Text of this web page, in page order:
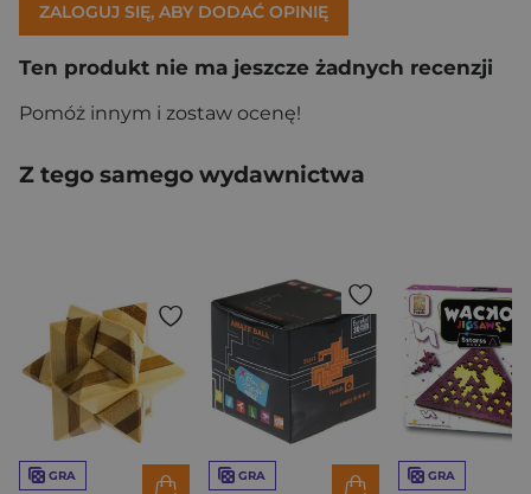
ZALOGUJ SIĘ, ABY DODAĆ OPINIĘ
Ten produkt nie ma jeszcze żadnych recenzji
Pomóż innym i zostaw ocenę!
Z tego samego wydawnictwa
GRA GRA GRA